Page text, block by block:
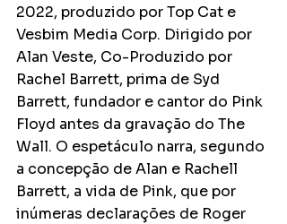
2022, produzido por Top Cat e
Vesbim Media Corp. Dirigido por
Alan Veste, Co-Produzido por
Rachel Barrett, prima de Syd
Barrett, fundador e cantor do Pink
Floyd antes da gravação do The
Wall. O espetáculo narra, segundo
a concepção de Alan e Rachell
Barrett, a vida de Pink, que por
inúmeras declarações de Roger